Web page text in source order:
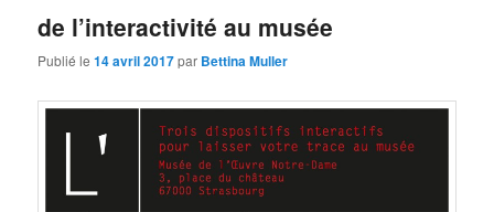
de l’interactivité au musée
Publié le14 avril 2017par Bettina Muller